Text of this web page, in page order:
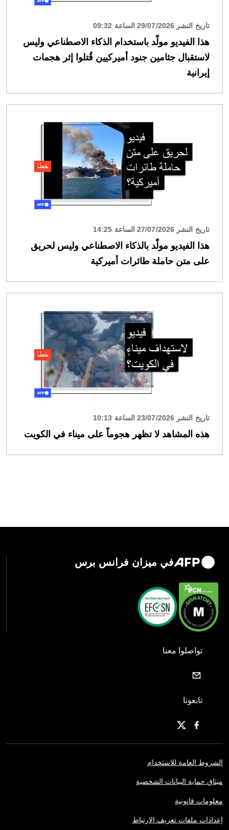
تاريخ النشر 29/07/2026 الساعة 09:32
هذا الفيديو مولّد باستخدام الذكاء الاصطناعي وليس
لاستقبال جثامين جنود أميركيين قُتلوا إثر هجمات
إيرانية
تاريخ النشر 27/07/2026 الساعة 14:25
هذا الفيديو مولّد بالذكاء الاصطناعي وليس لحريق
على متن حاملة طائرات أميركية
تاريخ النشر 23/07/2026 الساعة 10:13
هذه المشاهد لا تظهر هجوماً على ميناء في الكويت
في ميزان فرانس برس
تواصلوا معنا
تابعونا
الشروط العامة للاستخدام
ميثاق حماية البيانات الشخصية
معلومات قانونية
إعدادات ملفات تعريف الارتباط